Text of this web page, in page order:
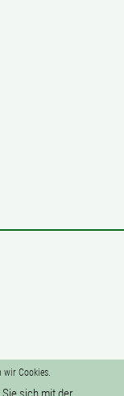
wir Cookies.